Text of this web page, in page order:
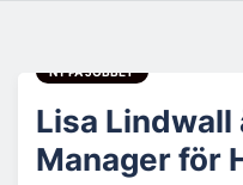
NY PÅ JOBBET
Lisa Lindwall
Manager för